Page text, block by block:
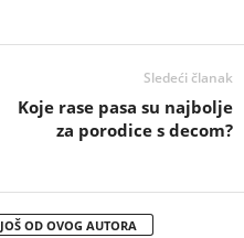
Sledeći članak
Koje rase pasa su najbolje
za porodice s decom?
JOŠ OD OVOG AUTORA